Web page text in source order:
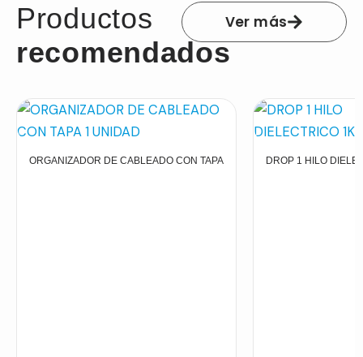
Productos
recomendados
Ver más
ORGANIZADOR DE CABLEADO CON TAPA DROP 1 HILO